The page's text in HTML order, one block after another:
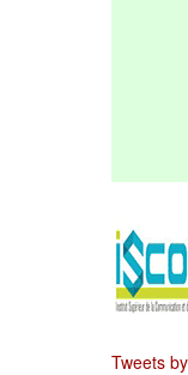
Tweets